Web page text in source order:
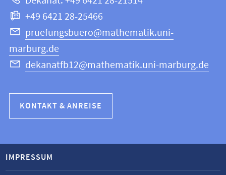
+49 6421 28-25466
pruefungsbuero@mathematik.uni-
marburg.de
dekanatfb12@mathematik.uni-marburg.de
KONTAKT & ANREISE
IMPRESSUM